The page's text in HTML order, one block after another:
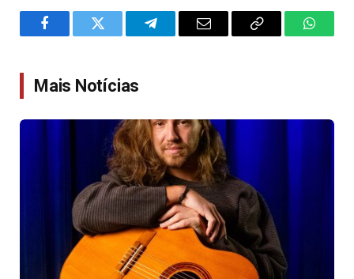
FacebookTwitter TelegramEmail
Copy
Mais Notícias